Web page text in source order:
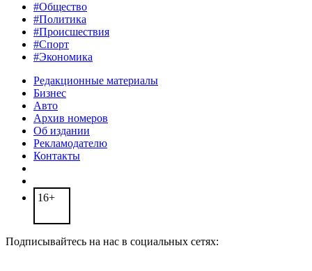
#Общество
#Политика
#Происшествия
#Спорт
#Экономика
Редакционные материалы
Бизнес
Авто
Архив номеров
Об издании
Рекламодателю
Контакты
16+
Подписывайтесь на нас в социальных сетях: